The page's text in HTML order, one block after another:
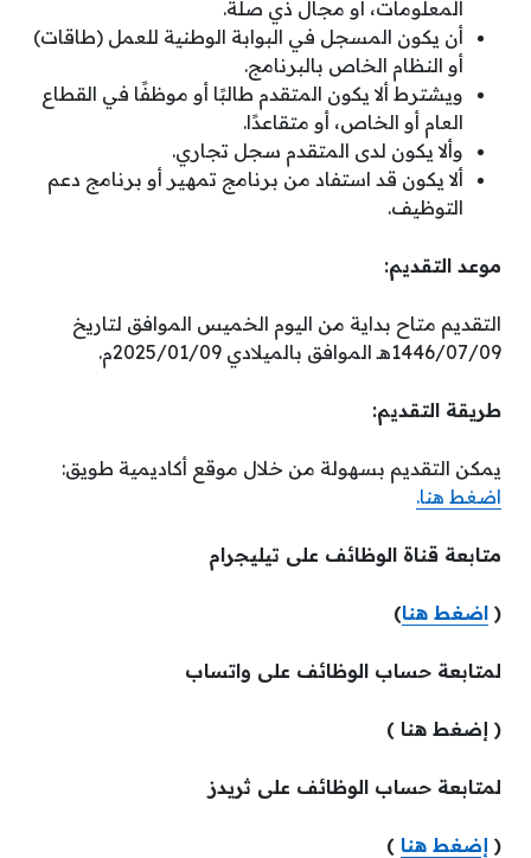
المعلومات، أو مجال ذي صلة.
أن يكون المسجل في البوابة الوطنية للعمل (طاقات)
أو النظام الخاص بالبرنامج.
ويشترط ألا يكون المتقدم طالبًا أو موظفًا في القطاع
العام أو الخاص، أو متقاعدًا.
وألا يكون لدى المتقدم سجل تجاري.
ألا يكون قد استفاد من برنامج تمهير أو برنامج دعم
التوظيف.
موعد التقديم:
التقديم متاح بداية من اليوم الخميس الموافق لتاريخ
1446/07/09هـ الموافق بالميلادي 2025/01/09م.
طريقة التقديم:
يمكن التقديم بسهولة من خلال موقع أكاديمية طويق:
اضغط هنا.
متابعة قناة الوظائف على تيليجرام
( اضغط هنا)
لمتابعة حساب الوظائف على واتساب
( إضغط هنا )
لمتابعة حساب الوظائف على ثريدز
( إضغط هنا )